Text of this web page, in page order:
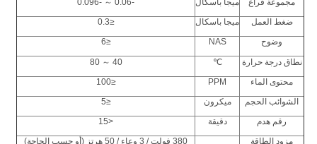
مجموعة فراغ ميجا باسكال
-0.06 ～ -0.096
ضغط العمل
ميجا باسكال
≤0.3
وضوح
NAS
≤6
نطاق درجة حرارة ℃
40 ～ 80
محتوى الماء
PPM
≤100
الشوائب الحجم
ميكرون
≤5
رقم هدم
دقيقة
<15
مزود الطاقة
380 فولت / 3 وعاء / 50 هرتز (أو حسب الحاجة)